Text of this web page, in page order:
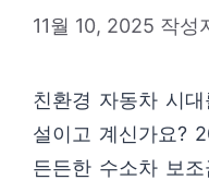
11월 10, 2025 작성
친환경 자동차 시
설이고 계신가요?
든든한 수소차 보